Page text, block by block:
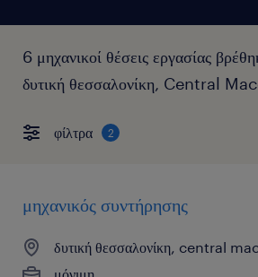
6 μηχανικοί θέσεις εργασίας
δυτική θεσσαλονίκη, Central
φίλτρα 2
μηχανικός συντήρησης
δυτική θεσσαλονίκη, central